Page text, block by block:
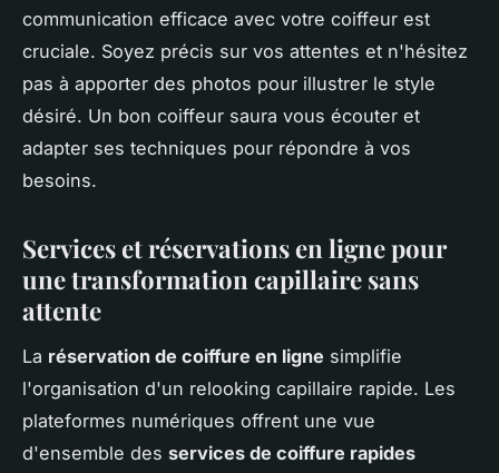
communication efficace avec votre coiffeur est
cruciale. Soyez précis sur vos attentes et n'hésitez
pas à apporter des photos pour illustrer le style
désiré. Un bon coiffeur saura vous écouter et
adapter ses techniques pour répondre à vos
besoins.
Services et réservations en ligne pour
une transformation capillaire sans
attente
La réservation de coiffure en ligne simplifie
l'organisation d'un relooking capillaire rapide. Les
plateformes numériques offrent une vue
d'ensemble des services de coiffure rapides